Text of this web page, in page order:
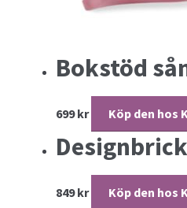
Bokstöd
699kr Köp den hos
849kr Köp den hos